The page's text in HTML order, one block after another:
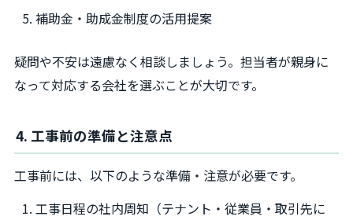
補助金・助成金制度の活用提案
疑問や不安は遠慮なく相談しましょう。担当者が親身に
なって対応する会社を選ぶことが大切です。
4. 工事前の準備と注意点
工事前には、以下のような準備・注意が必要です。
工事日程の社内周知（テナント・従業員・取引先に